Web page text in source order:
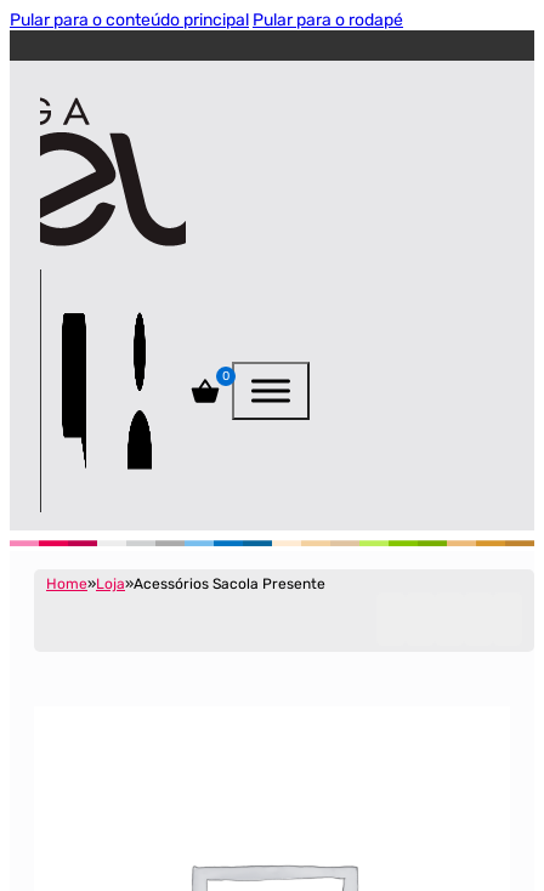
Pular para o conteúdo principal Pular para o rodapé
0
Home Loja Acessórios Sacola Presente